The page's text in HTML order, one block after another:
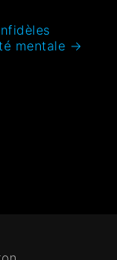
mentale →